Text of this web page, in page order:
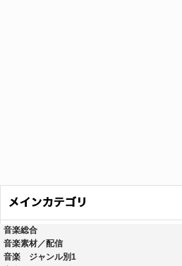
音楽総合
音楽素材／配信
音楽 ジャンル別1